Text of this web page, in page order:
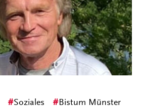
Soziales Bistum Münster